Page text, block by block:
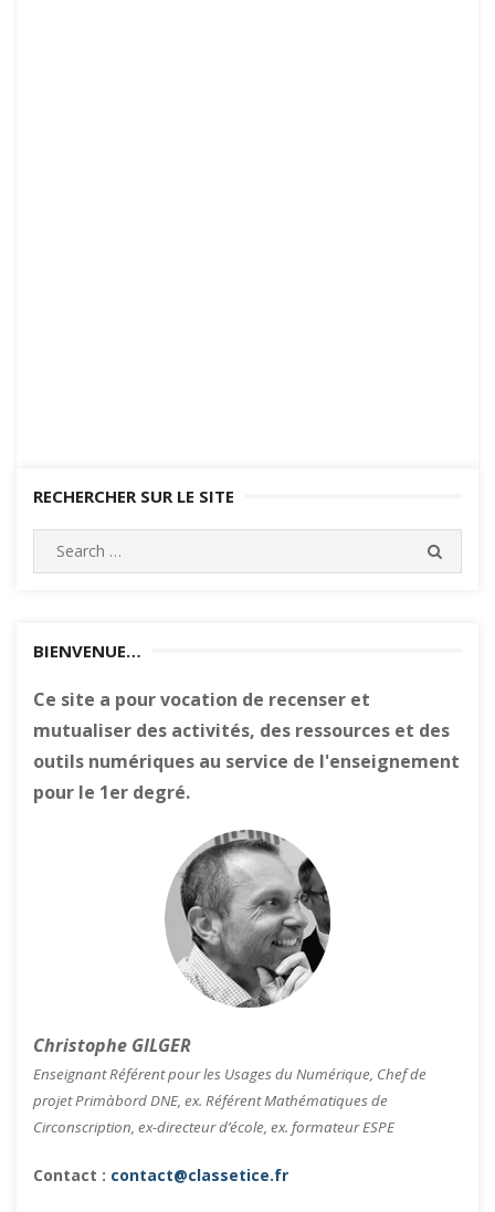
RECHERCHER SUR LE SITE
Search
for:
BIENVENUE…
Ce site a pour vocation de recenser et
mutualiser des activités, des ressources et des
outils numériques au service de l'enseignement
pour le 1er degré.
Christophe GILGER
Enseignant Référent pour les Usages du Numérique, Chef de
projet Primàbord DNE, ex. Référent Mathématiques de
Circonscription, ex-directeur d’école, ex. formateur ESPE
Contact : contact@classetice.fr